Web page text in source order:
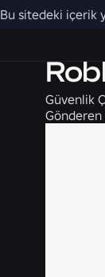
Bu sitedeki içerik
Güvenlik
Gönderen